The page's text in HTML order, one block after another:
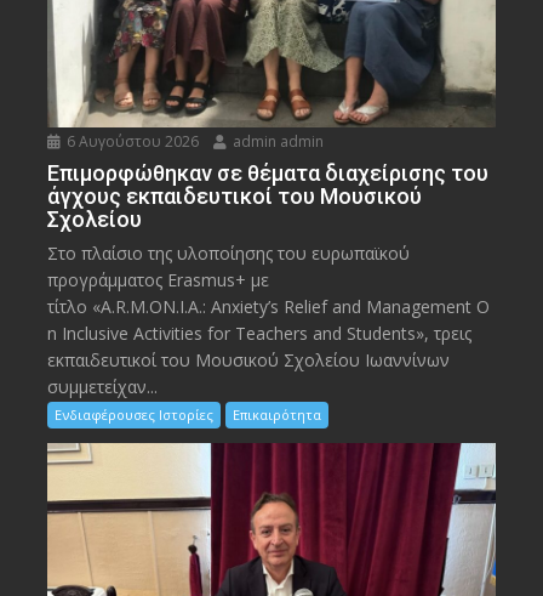
6 Αυγούστου 2026 admin admin
Eπιμορφώθηκαν σε θέματα διαχείρισης του
άγχους εκπαιδευτικοί του Μουσικού
Σχολείου
Στο πλαίσιο της υλοποίησης του ευρωπαϊκού
προγράμματος Erasmus+ με
τίτλο «A.R.M.ON.I.A.: Anxiety’s Relief and Management O
n Inclusive Activities for Teachers and Students», τρεις
εκπαιδευτικοί του Μουσικού Σχολείου Ιωαννίνων
συμμετείχαν...
Ενδιαφέρουσες Ιστορίες Επικαιρότητα